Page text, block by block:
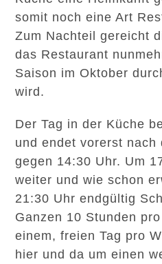
somit noch eine Art
Zum Nachteil gereicht
das Restaurant
Saison im Oktober
wird.
Der Tag in der Küche
und endet vorerst nach
gegen 14:30 Uhr. Um
weiter und wie schon
21:30 Uhr endgültig
Ganzen 10 Stunden
einem, freien Tag pro
hier und da um einen